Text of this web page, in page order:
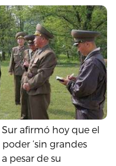
afirmó hoy que el
‘sin grandes
pesar de su